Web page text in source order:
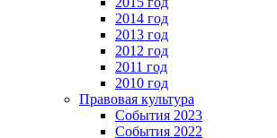
2014 год
2013 год
2012 год
2011 год
2010 год
Правовая культура
События 2023
События 2022